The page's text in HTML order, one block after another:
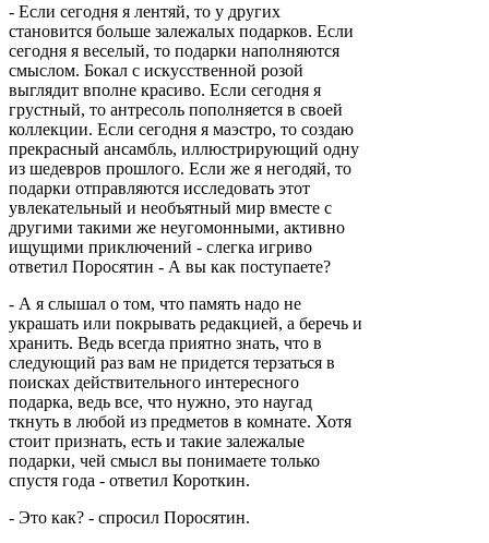
- Если сегодня я лентяй, то у других
становится больше залежалых подарков. Если
сегодня я веселый, то подарки наполняются
смыслом. Бокал с искусственной розой
выглядит вполне красиво. Если сегодня я
грустный, то антресоль пополняется в своей
коллекции. Если сегодня я маэстро, то создаю
прекрасный ансамбль, иллюстрирующий одну
из шедевров прошлого. Если же я негодяй, то
подарки отправляются исследовать этот
увлекательный и необъятный мир вместе с
другими такими же неугомонными, активно
ищущими приключений - слегка игриво
ответил Поросятин - А вы как поступаете?
- А я слышал о том, что память надо не
украшать или покрывать редакцией, а беречь и
хранить. Ведь всегда приятно знать, что в
следующий раз вам не придется терзаться в
поисках действительного интересного
подарка, ведь все, что нужно, это наугад
ткнуть в любой из предметов в комнате. Хотя
стоит признать, есть и такие залежалые
подарки, чей смысл вы понимаете только
спустя года - ответил Короткин.
- Это как? - спросил Поросятин.